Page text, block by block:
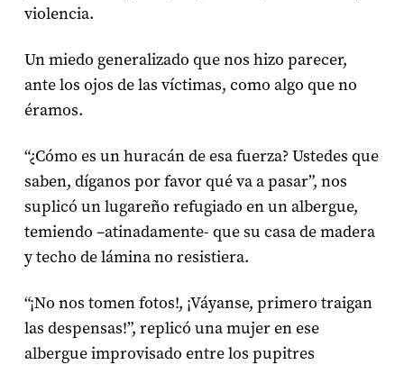
violencia.
Un miedo generalizado que nos hizo parecer,
ante los ojos de las víctimas, como algo que no
éramos.
“¿Cómo es un huracán de esa fuerza? Ustedes que
saben, díganos por favor qué va a pasar”, nos
suplicó un lugareño refugiado en un albergue,
temiendo –atinadamente- que su casa de madera
y techo de lámina no resistiera.
“¡No nos tomen fotos!, ¡Váyanse, primero traigan
las despensas!”, replicó una mujer en ese
albergue improvisado entre los pupitres